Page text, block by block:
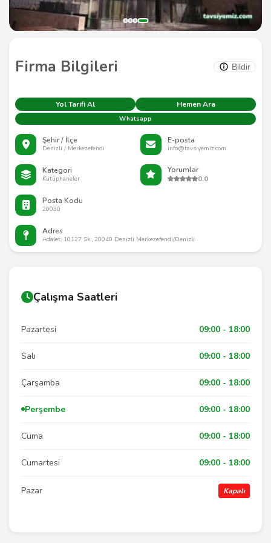
Firma Bilgileri Bildir
Yol Tarifi Al Hemen Ara
Whatsapp
Şehir / İlçe
Denizli / Merkezefendi
E-posta
info@tavsiyemiz.com
Kategori
Kütüphaneler
Yorumlar
0.0
Posta Kodu
20030
Adres
Adalet, 10127 Sk., 20040 Denizli Merkezefendi/Denizli
Çalışma Saatleri
Pazartesi 09:00 - 18:00
Salı 09:00 - 18:00
Çarşamba 09:00 - 18:00
Perşembe 09:00 - 18:00
Cuma 09:00 - 18:00
Cumartesi 09:00 - 18:00
Pazar Kapalı